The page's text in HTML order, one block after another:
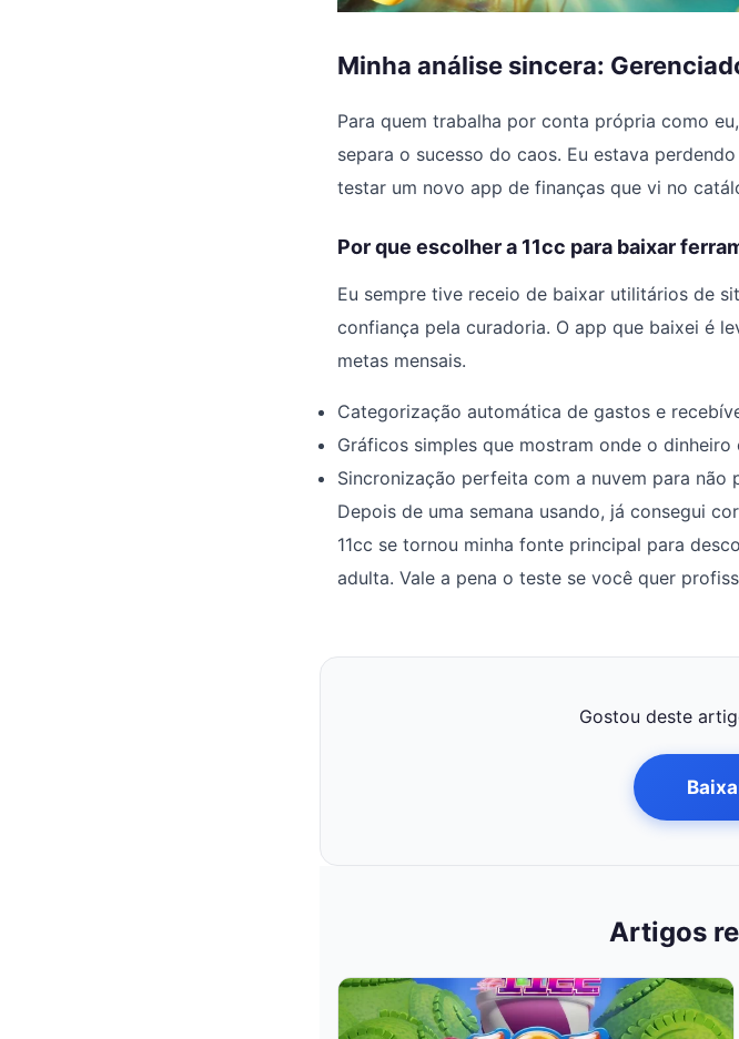
Minha análise sincera:
Para quem trabalha por conta própria como
separa o sucesso do caos. Eu estava
testar um novo app de finanças que vi no
Por que escolher a 11cc para baixar
Eu sempre tive receio de baixar utilitários de
confiança pela curadoria. O app que baixei é
metas mensais.
Categorização automática de gastos e
Gráficos simples que mostram onde o dinheiro
Sincronização perfeita com a nuvem para não
Depois de uma semana usando, já consegui
11cc se tornou minha fonte principal para
adulta. Vale a pena o teste se você quer
Gostou deste
Artigos